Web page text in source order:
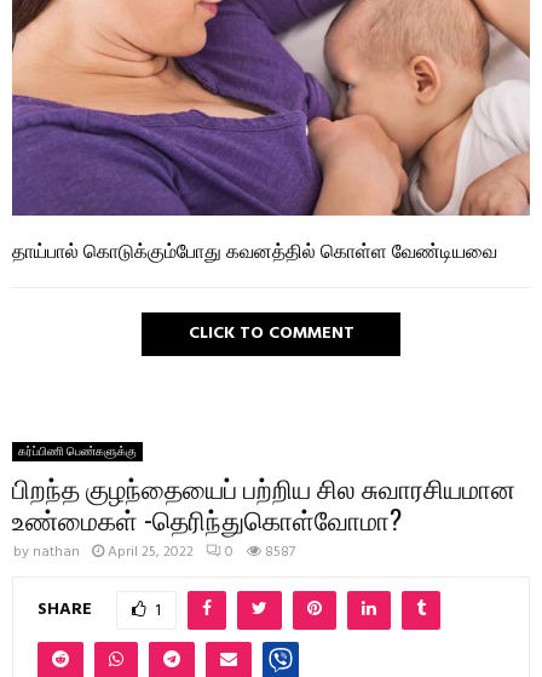
தாய்பால் கொடுக்கும்போது கவனத்தில் கொள்ள வேண்டியவை
CLICK TO COMMENT
கர்ப்பிணி பெண்களுக்கு
பிறந்த குழந்தையைப் பற்றிய சில சுவாரசியமான
உண்மைகள் -தெரிந்துகொள்வோமா?
by nathan April 25, 2022 0 8587
SHARE 1